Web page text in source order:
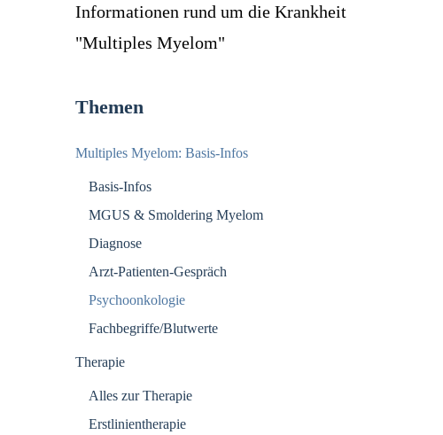
Informationen rund um die Krankheit
"Multiples Myelom"
Themen
Multiples Myelom: Basis-Infos
Basis-Infos
MGUS & Smoldering Myelom
Diagnose
Arzt-Patienten-Gespräch
Psychoonkologie
Fachbegriffe/Blutwerte
Therapie
Alles zur Therapie
Erstlinientherapie